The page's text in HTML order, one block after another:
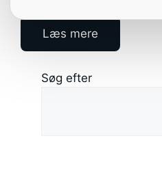
Læs mere
Søg efter